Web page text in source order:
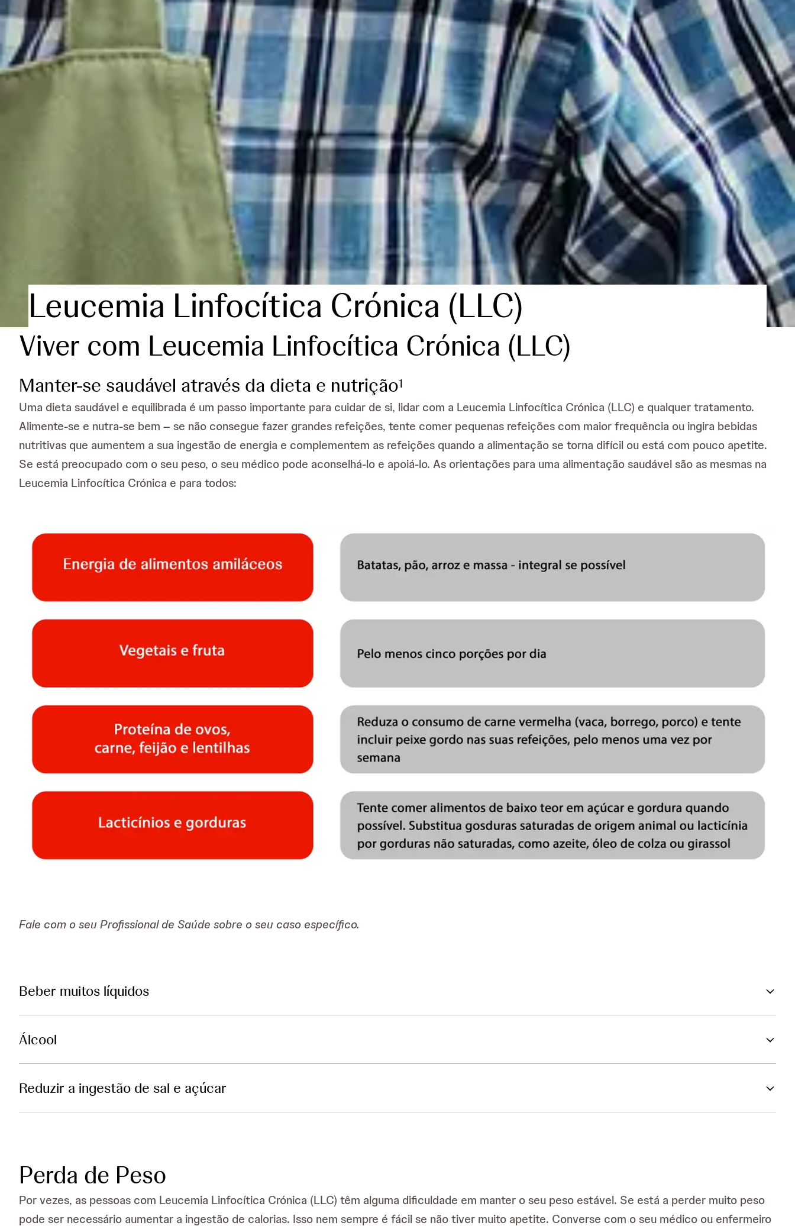
Leucemia Linfocítica Crónica (LLC)
Viver com Leucemia Linfocítica Crónica (LLC)
Manter-se saudável através da dieta e nutrição1
Uma dieta saudável e equilibrada é um passo importante para cuidar de si, lidar com a Leucemia Linfocítica Crónica (LLC) e qualquer tratamento.
Alimente-se e nutra-se bem – se não consegue fazer grandes refeições, tente comer pequenas refeições com maior frequência ou ingira bebidas
nutritivas que aumentem a sua ingestão de energia e complementem as refeições quando a alimentação se torna difícil ou está com pouco apetite.
Se está preocupado com o seu peso, o seu médico pode aconselhá-lo e apoiá-lo. As orientações para uma alimentação saudável são as mesmas na
Leucemia Linfocítica Crónica e para todos:
Fale com o seu Profissional de Saúde sobre o seu caso específico.
Beber muitos líquidos
Álcool
Reduzir a ingestão de sal e açúcar
Perda de Peso
Por vezes, as pessoas com Leucemia Linfocítica Crónica (LLC) têm alguma dificuldade em manter o seu peso estável. Se está a perder muito peso
pode ser necessário aumentar a ingestão de calorias. Isso nem sempre é fácil se não tiver muito apetite. Converse com o seu médico ou enfermeiro